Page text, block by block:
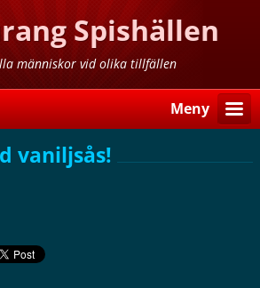
Spishällen
människor vid olika tillfällen
Meny
vaniljsås!